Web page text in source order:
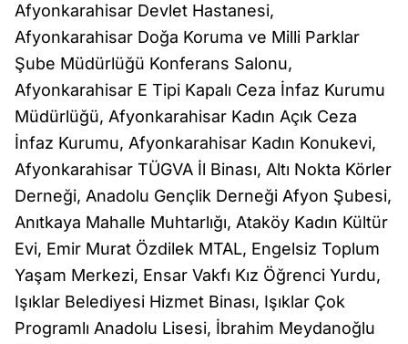
Afyonkarahisar Devlet Hastanesi,
Afyonkarahisar Doğa Koruma ve Milli Parklar
Şube Müdürlüğü Konferans Salonu,
Afyonkarahisar E Tipi Kapalı Ceza İnfaz Kurumu
Müdürlüğü, Afyonkarahisar Kadın Açık Ceza
İnfaz Kurumu, Afyonkarahisar Kadın Konukevi,
Afyonkarahisar TÜGVA İl Binası, Altı Nokta Körler
Derneği, Anadolu Gençlik Derneği Afyon Şubesi,
Anıtkaya Mahalle Muhtarlığı, Ataköy Kadın Kültür
Evi, Emir Murat Özdilek MTAL, Engelsiz Toplum
Yaşam Merkezi, Ensar Vakfı Kız Öğrenci Yurdu,
Işıklar Belediyesi Hizmet Binası, Işıklar Çok
Programlı Anadolu Lisesi, İbrahim Meydanoğlu